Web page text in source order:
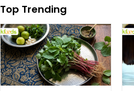
Top Trending